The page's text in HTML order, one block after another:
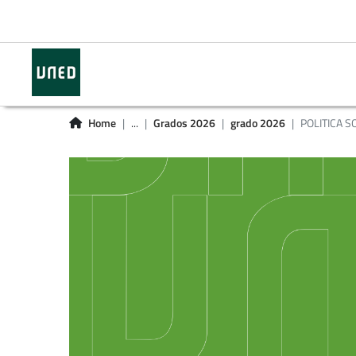
Home ... Grados 2026 grado 2026 POLITICA